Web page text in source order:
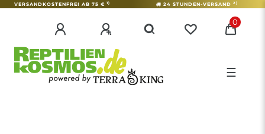
VERSANDKOSTENFREI AB 75 € 1) 24 STUNDEN-VERSAND 2)
0
☰